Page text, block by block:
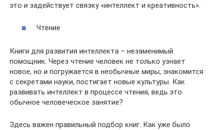
это и задействует связку «интеллект и креативность».
Чтение
Книги для развития интеллекта – незаменимый
помощник. Через чтение человек не только узнает
новое, но и погружается в необычные миры, знакомится
с секретами науки, постигает новые культуры. Как
развивать интеллект в процессе чтения, ведь это
обычное человеческое занятие?
Здесь важен правильный подбор книг. Как уже было